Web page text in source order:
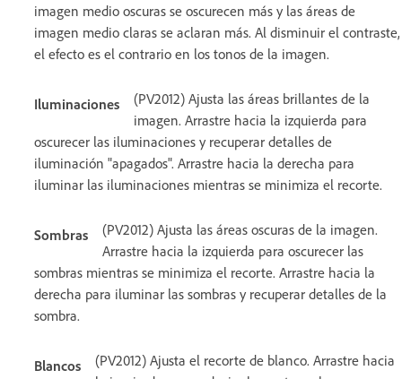
imagen medio oscuras se oscurecen más y las áreas de
imagen medio claras se aclaran más. Al disminuir el contraste,
el efecto es el contrario en los tonos de la imagen.
Iluminaciones
(PV2012) Ajusta las áreas brillantes de la
imagen. Arrastre hacia la izquierda para
oscurecer las iluminaciones y recuperar detalles de
iluminación "apagados". Arrastre hacia la derecha para
iluminar las iluminaciones mientras se minimiza el recorte.
Sombras
(PV2012) Ajusta las áreas oscuras de la imagen.
Arrastre hacia la izquierda para oscurecer las
sombras mientras se minimiza el recorte. Arrastre hacia la
derecha para iluminar las sombras y recuperar detalles de la
sombra.
Blancos
(PV2012) Ajusta el recorte de blanco. Arrastre hacia